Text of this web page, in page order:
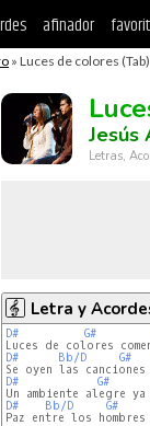
afinador
» Luces de colores (Tab)
Jesús
Letras,
Letra y
D# G#
D#
Bb/D G#
D#
G#
D#
Bb/D G#
Paz entre los